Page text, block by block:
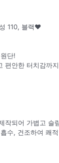
110, 블랙♥
단!
편안한 터치감까
작되어 가볍고 슬
수, 건조하여 쾌